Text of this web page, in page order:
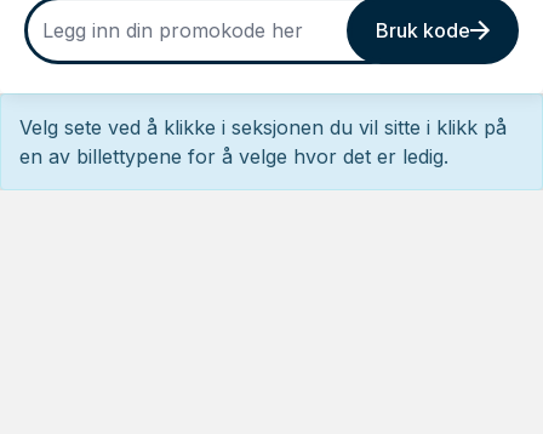
Bruk kode
Velg sete ved å klikke i seksjonen du vil sitte i klikk på
en av billettypene for å velge hvor det er ledig.